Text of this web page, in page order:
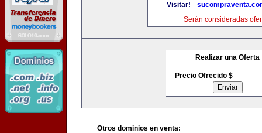
Visitar!
Serán consideradas
Realizar una Oferta
Precio Ofrecido $
Otros dominios en venta: